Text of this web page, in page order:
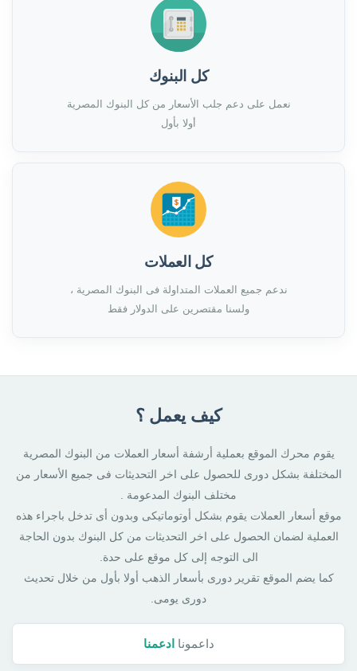
كل البنوك
نعمل على دعم جلب الأسعار من كل البنوك المصرية
أولا بأول
كل العملات
ندعم جميع العملات المتداولة فى البنوك المصرية ،
ولسنا مقتصرين على الدولار فقط
كيف يعمل ؟
يقوم محرك الموقع بعملية أرشفة أسعار العملات من البنوك المصرية
المختلفة بشكل دورى للحصول على اخر التحديثات فى جميع الأسعار من
مختلف البنوك المدعومة .
موقع أسعار العملات يقوم بشكل أوتوماتيكى وبدون أى تدخل باجراء هذه
العملية لضمان الحصول على اخر التحديثات من كل البنوك بدون الحاجة
الى التوجه إلى كل موقع على حدة.
كما يضم الموقع تقرير دورى بأسعار الذهب أولا بأول من خلال تحديث
دورى يومى.
داعمونا ادعمنا